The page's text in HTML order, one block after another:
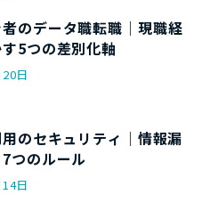
のデータ職転職｜現職経
5つの差別化軸
日
のセキュリティ｜情報漏
つのルール
日